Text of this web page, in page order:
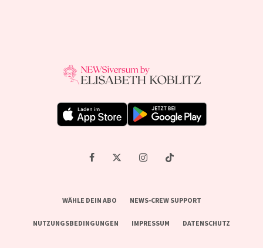
WÄHLE DEIN ABO NEWS-CREW SUPPORT
NUTZUNGSBEDINGUNGEN IMPRESSUM DATENSCHUTZ